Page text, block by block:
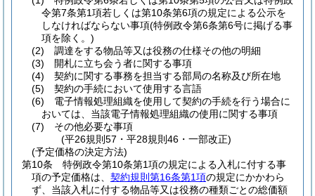
令第7条第1項若しくは第10条第6項の規定による公示を
しなければならない事項(特例政令第6条第6号に掲げる事
項を除く。)
(2)
調達をする物品等又は役務の仕様その他の明細
(3)
開札に立ち会う者に関する事項
(4)
契約に関する事務を担当する部局の名称及び所在地
(5)
契約の手続において使用する言語
(6)
電子情報処理組織を使用して契約の手続を行う場合に
おいては、当該電子情報処理組織の使用に関する事項
(7)
その他必要な事項
(平26規則57・平28規則46・一部改正)
(予定価格の決定方法)
第10条
特例政令第10条第1項の規定による入札に付する事
項の予定価格は、 契約規則第16条第1項の規定にかかわら
ず、当該入札に付する物品等又は役務の種類ごとの総価額